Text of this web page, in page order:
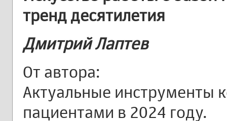
тренд десятилетия
Дмитрий Лаптев
От автора:
Актуальные инструменты
пациентами в 2024 году.